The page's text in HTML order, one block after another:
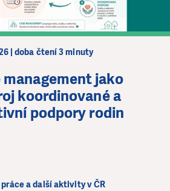
| doba čtení 3 minuty
management jako
koordinované a
podpory rodin
a další aktivity v ČR